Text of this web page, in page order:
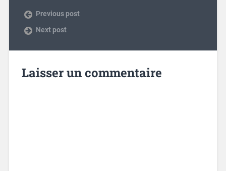
Previous post
Next post
Laisser un commentaire